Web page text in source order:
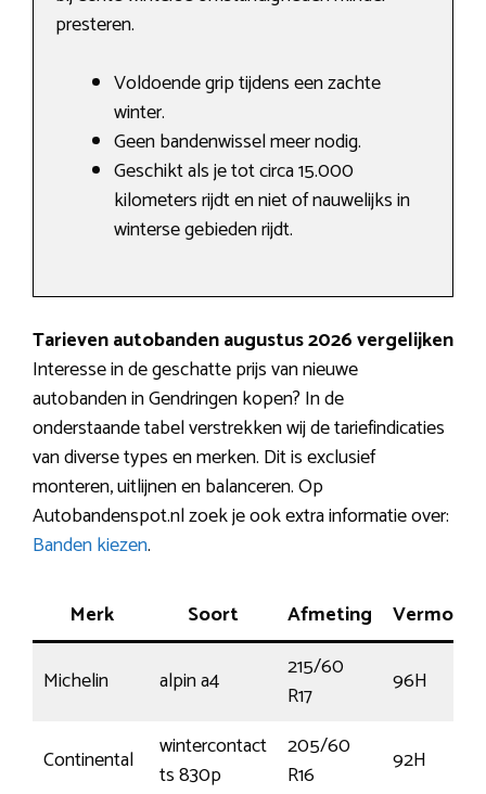
presteren.
Voldoende grip tijdens een zachte
winter.
Geen bandenwissel meer nodig.
Geschikt als je tot circa 15.000
kilometers rijdt en niet of nauwelijks in
winterse gebieden rijdt.
Tarieven autobanden augustus 2026 vergelijken
Interesse in de geschatte prijs van nieuwe
autobanden in Gendringen kopen? In de
onderstaande tabel verstrekken wij de tariefindicaties
van diverse types en merken. Dit is exclusief
monteren, uitlijnen en balanceren. Op
Autobandenspot.nl zoek je ook extra informatie over:
Banden kiezen.
Merk Soort Afmeting Vermogen
Michelin alpin a4
215/60
R17
96H
Continental
wintercontact
ts 830p
205/60
R16
92H